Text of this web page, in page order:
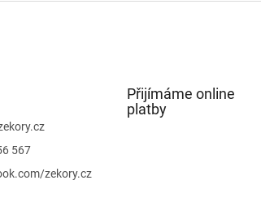
567
zekory.cz
Přijímáme online
platby